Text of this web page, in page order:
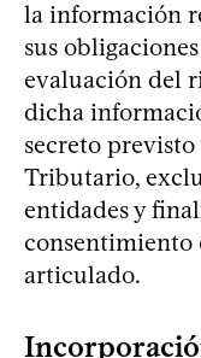
la información
sus
evaluación del
dicha
secreto
Tributario,
entidades y
consentimiento
articulado.